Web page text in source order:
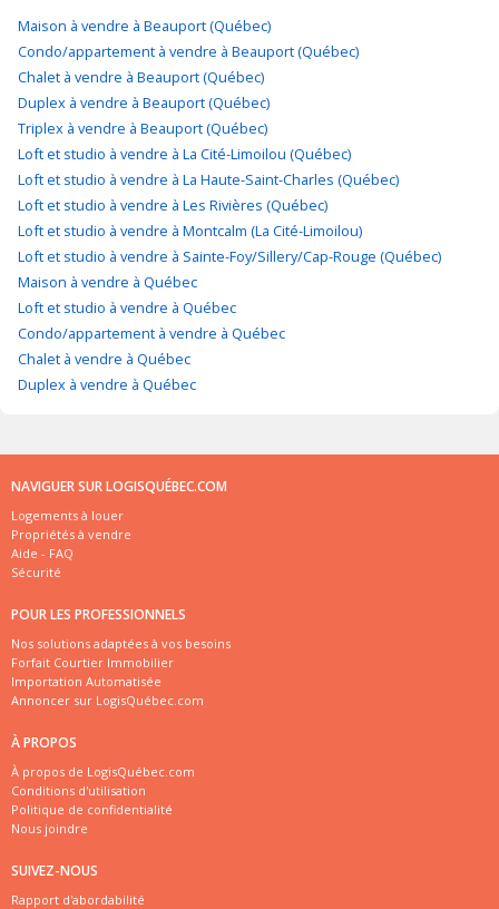
Maison à vendre à Beauport (Québec)
Condo/appartement à vendre à Beauport (Québec)
Chalet à vendre à Beauport (Québec)
Duplex à vendre à Beauport (Québec)
Triplex à vendre à Beauport (Québec)
Loft et studio à vendre à La Cité-Limoilou (Québec)
Loft et studio à vendre à La Haute-Saint-Charles (Québec)
Loft et studio à vendre à Les Rivières (Québec)
Loft et studio à vendre à Montcalm (La Cité-Limoilou)
Loft et studio à vendre à Sainte-Foy/Sillery/Cap-Rouge (Québec)
Maison à vendre à Québec
Loft et studio à vendre à Québec
Condo/appartement à vendre à Québec
Chalet à vendre à Québec
Duplex à vendre à Québec
NAVIGUER SUR LOGISQUÉBEC.COM
Logements à louer
Propriétés à vendre
Aide - FAQ
Sécurité
POUR LES PROFESSIONNELS
Nos solutions adaptées à vos besoins
Forfait Courtier Immobilier
Importation Automatisée
Annoncer sur LogisQuébec.com
À PROPOS
À propos de LogisQuébec.com
Conditions d'utilisation
Politique de confidentialité
Nous joindre
SUIVEZ-NOUS
Rapport d'abordabilité